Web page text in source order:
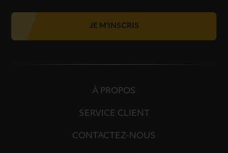
JE M'INSCRIS
À PROPOS
SERVICE CLIENT
CONTACTEZ-NOUS